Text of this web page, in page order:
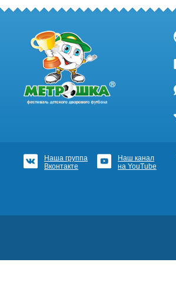
Наша группа
Вконтакте
Наш канал
на YouTube